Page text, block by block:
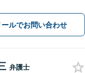
・成長に繋がるようなア
がけています。お気軽に
【完全個室対応】【新宿
ールでお問い合わせ
弁護士